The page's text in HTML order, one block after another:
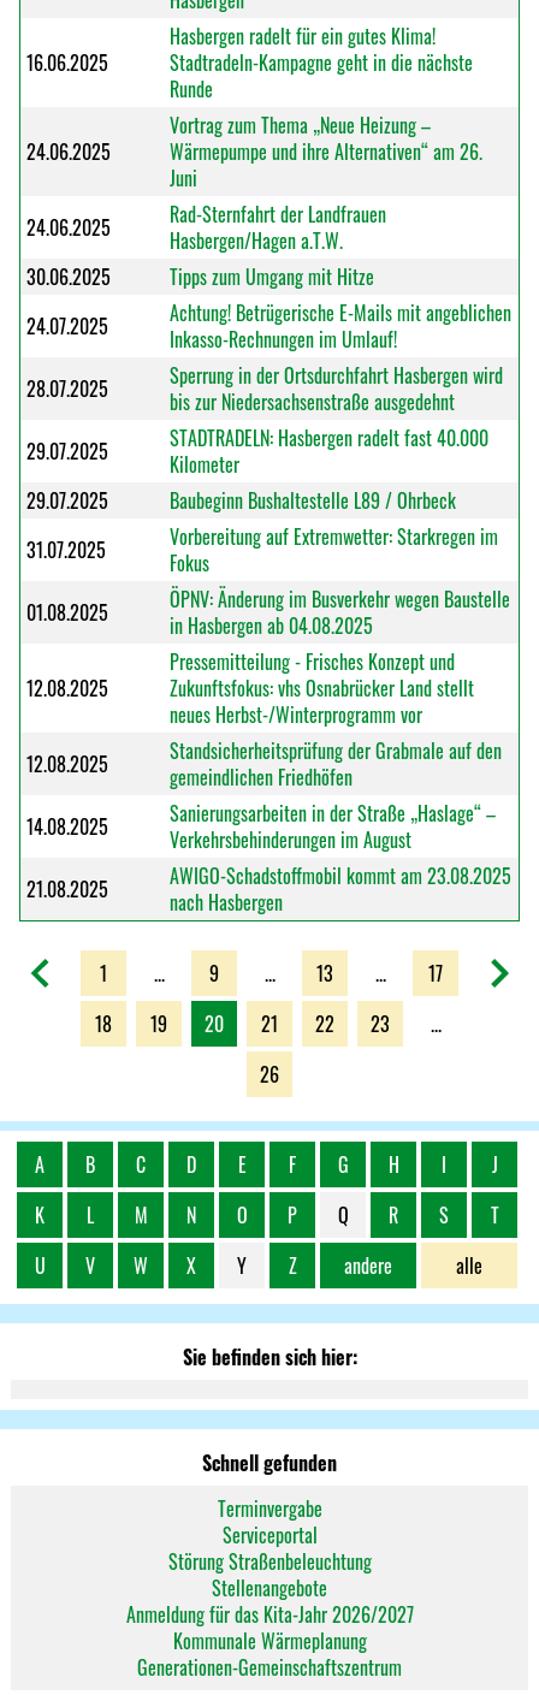
16.06.2025
Hasbergen radelt für ein gutes Klima!
Stadtradeln-Kampagne geht in die nächste
Runde
24.06.2025
Vortrag zum Thema „Neue Heizung –
Wärmepumpe und ihre Alternativen“ am 26.
Juni
24.06.2025
Rad-Sternfahrt der Landfrauen
Hasbergen/Hagen a.T.W.
30.06.2025
Tipps zum Umgang mit Hitze
24.07.2025
Achtung! Betrügerische E-Mails mit angeblichen
Inkasso-Rechnungen im Umlauf!
28.07.2025
Sperrung in der Ortsdurchfahrt Hasbergen wird
bis zur Niedersachsenstraße ausgedehnt
29.07.2025
STADTRADELN: Hasbergen radelt fast 40.000
Kilometer
29.07.2025
Baubeginn Bushaltestelle L89 / Ohrbeck
31.07.2025
Vorbereitung auf Extremwetter: Starkregen im
Fokus
01.08.2025
ÖPNV: Änderung im Busverkehr wegen Baustelle
in Hasbergen ab 04.08.2025
12.08.2025
Pressemitteilung - Frisches Konzept und
Zukunftsfokus: vhs Osnabrücker Land stellt
neues Herbst-/Winterprogramm vor
12.08.2025
Standsicherheitsprüfung der Grabmale auf den
gemeindlichen Friedhöfen
14.08.2025
Sanierungsarbeiten in der Straße „Haslage“ –
Verkehrsbehinderungen im August
21.08.2025
AWIGO-Schadstoffmobil kommt am 23.08.2025
nach Hasbergen
1 ... 9 ... 13 ...
17
18
19 20 21 22 23
...
26
alle
A B C D E F G H I
J
K
L M N O P Q R S
T
U
V W X Y Z andere
Sie befinden sich hier:
Schnell gefunden
Terminvergabe
Serviceportal
Störung Straßenbeleuchtung
Stellenangebote
Anmeldung für das Kita-Jahr 2026/2027
Kommunale Wärmeplanung
Generationen-Gemeinschaftszentrum